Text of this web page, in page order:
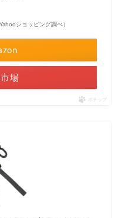
ショッピング調べ）
場
ポチップ